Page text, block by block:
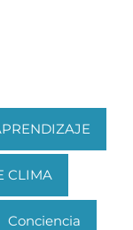
CLIMA
Conciencia